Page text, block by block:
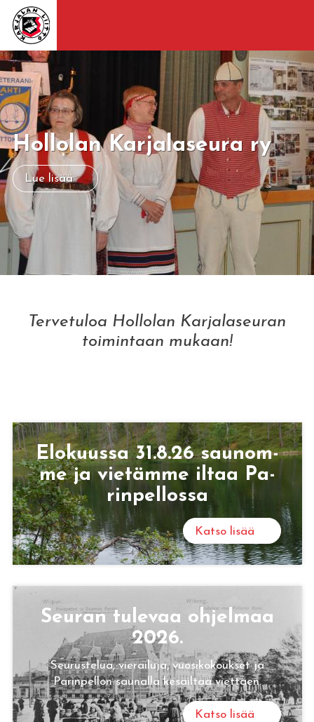
Hollolan Karjalaseura ry
Lue lisää
Tervetuloa Hollolan Karjalaseuran
toimintaan mukaan!
Elo­kuus­sa 31.8.26 sau­nom­
me ja vie­täm­me iltaa Pa­
rin­pel­los­sa
Katso lisää
Seu­ran tu­le­vaa oh­jel­maa
2026.
Seurustelua, vierailuja, vuosikokoukset ja
Parinpellon saunalla kesäiltaa viettäen.
Katso lisää